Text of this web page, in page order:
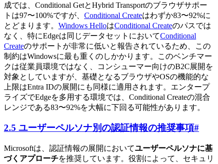
成では、Conditional GetとHybrid Transportのブラウザサポー
トは97〜100%ですが、 Conditional Createはわずか83〜92%に
とどまります。 Windows HelloはConditional Createのパスでは
なく、特にEdgeは同じデータセットにおいてConditional
Createのサポートが非常に低いと報告されているため、この
制約はWindowsに最も重くのしかかります。このベンチマー
クは従業員環境ではなく、コンシューマー向けのB2C展開を
対象としていますが、基礎となるブラウザやOSの機能的な
上限はEntra IDの展開にも同様に適用されます。エンタープ
ライズでEdgeを多用する環境では、Conditional Createの混合
レンジである83〜92%を大幅に下回る可能性があります。
2.5 ユーザーペルソナ別の認証情報の推奨事項#
Microsoftは、認証情報の展開においてユーザーペルソナに基
づくアプローチを推奨しています。役割によって、セキュリ